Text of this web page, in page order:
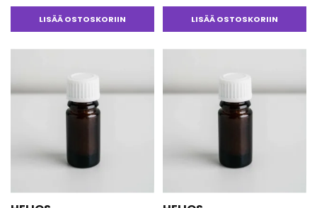
Arvostelu
tuotteesta:LISÄÄ OSTOSKORIIN
Arvostelu
tuotteesta:LISÄÄ OSTOSKORIIN